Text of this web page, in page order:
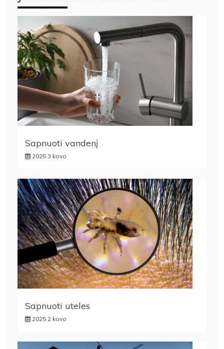
Sapnuoti vandenį
2025 3 kovo
Sapnuoti uteles
2025 2 kovo